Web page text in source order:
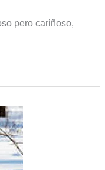
pero cariñoso,